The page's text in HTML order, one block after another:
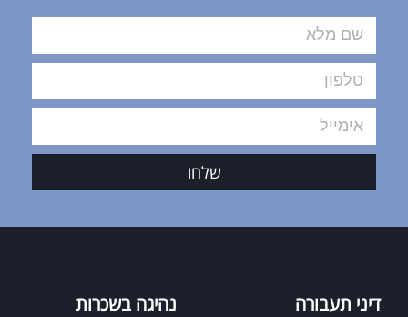
שלחו
דיני תעבורה נהיגה בשכרות